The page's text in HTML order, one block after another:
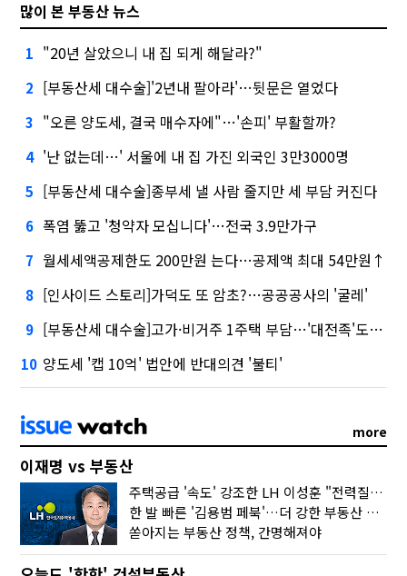
많이 본 부동산 뉴스
1 "20년 살았으니 내 집 되게 해달라?"
2 [부동산세 대수술]'2년내 팔아라'…뒷문은 열었다
3 "오른 양도세, 결국 매수자에"…'손피' 부활할까?
4 '난 없는데…' 서울에 내 집 가진 외국인 3만3000명
5 [부동산세 대수술]종부세 낼 사람 줄지만 세 부담 커진다
6 폭염 뚫고 '청약자 모십니다'…전국 3.9만가구
7 월세세액공제한도 200만원 는다…공제액 최대 54만원↑
8 [인사이드 스토리]가덕도 또 암초?…공공공사의 '굴레'
9 [부동산세 대수술]고가·비거주 1주택 부담…'대전족'도 불똥
10 양도세 '캡 10억' 법안에 반대의견 '불티'
more
이재명 vs 부동산
주택공급 '속도' 강조한 LH 이성훈 "전력질주해야"
한 발 빠른 '김용범 페북'…더 강한 부동산 규제 나오나
쏟아지는 부동산 정책, 간명해져야